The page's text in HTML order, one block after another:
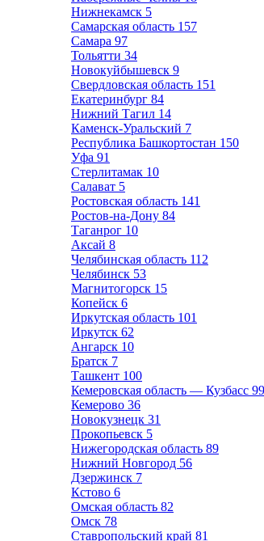
Нижнекамск 5
Самарская область 157
Самара 97
Тольятти 34
Новокуйбышевск 9
Свердловская область 151
Екатеринбург 84
Нижний Тагил 14
Каменск-Уральский 7
Республика Башкортостан 150
Уфа 91
Стерлитамак 10
Салават 5
Ростовская область 141
Ростов-на-Дону 84
Таганрог 10
Аксай 8
Челябинская область 112
Челябинск 53
Магнитогорск 15
Копейск 6
Иркутская область 101
Иркутск 62
Ангарск 10
Братск 7
Ташкент 100
Кемеровская область — Кузбасс 99
Кемерово 36
Новокузнецк 31
Прокопьевск 5
Нижегородская область 89
Нижний Новгород 56
Дзержинск 7
Кстово 6
Омская область 82
Омск 78
Ставропольский край 81